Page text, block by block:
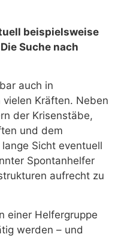
beispielsweise
Suche nach
auch in
Kräften. Neben
der Krisenstäbe,
und dem
Sicht eventuell
Spontanhelfer
aufrecht zu
einer Helfergruppe
werden – und